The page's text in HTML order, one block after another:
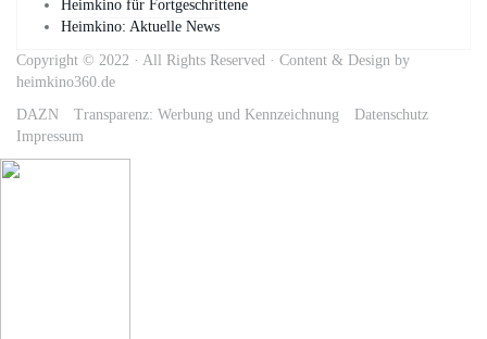
Heimkino für Fortgeschrittene
Heimkino: Aktuelle News
Copyright © 2022 · All Rights Reserved · Content & Design by
heimkino360.de
DAZN
Transparenz: Werbung und Kennzeichnung
Datenschutz
Impressum